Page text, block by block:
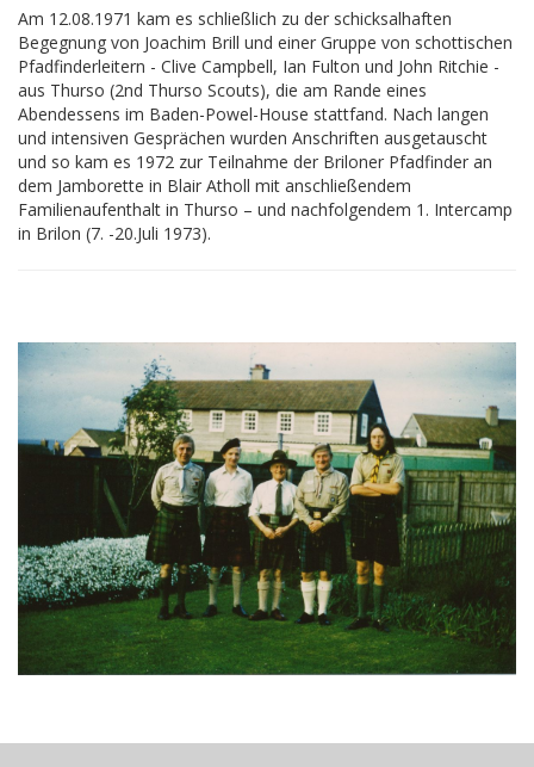
Am 12.08.1971 kam es schließlich zu der schicksalhaften
Begegnung von Joachim Brill und einer Gruppe von schottischen
Pfadfinderleitern - Clive Campbell, Ian Fulton und John Ritchie -
aus Thurso (2nd Thurso Scouts), die am Rande eines
Abendessens im Baden-Powel-House stattfand. Nach langen
und intensiven Gesprächen wurden Anschriften ausgetauscht
und so kam es 1972 zur Teilnahme der Briloner Pfadfinder an
dem Jamborette in Blair Atholl mit anschließendem
Familienaufenthalt in Thurso – und nachfolgendem 1. Intercamp
in Brilon (7. -20.Juli 1973).